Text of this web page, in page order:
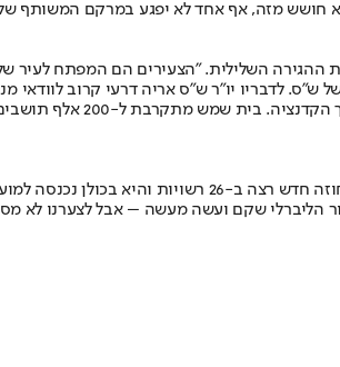
חושש מזה, אף אחד לא יפגע במרקם המשותף
השלילית. "הצעירים הם המפתח לעיר
ש"ס. לדבריו יו"ר ש"ס אריה דרעי קרוב לוודאי
המועמדת היריבה. "יצאתי לדרך על סיפור
שקם ועשה מעשה – אבל לצערנו לא